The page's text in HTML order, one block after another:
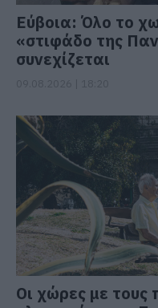
Εύβοια: Όλο το
«στιφάδο της
συνεχίζεται
Οι χώρες με τους